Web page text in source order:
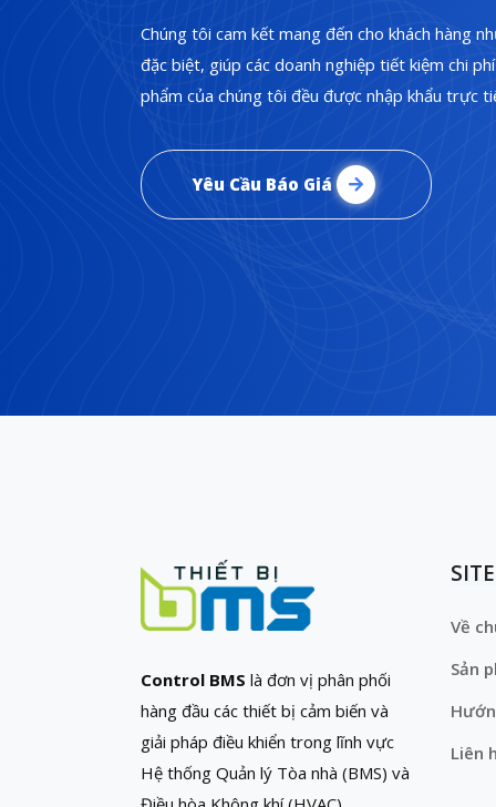
Chúng tôi cam kết mang đến cho khách hàng
đặc biệt, giúp các doanh nghiệp tiết kiệm chi
phẩm của chúng tôi đều được nhập khẩu trực
Yêu Cầu Báo Giá
Control BMS là đơn vị phân phối
hàng đầu các thiết bị cảm biến và
giải pháp điều khiển trong lĩnh vực
Hệ thống Quản lý Tòa nhà (BMS) và
Về
Sản
Liên